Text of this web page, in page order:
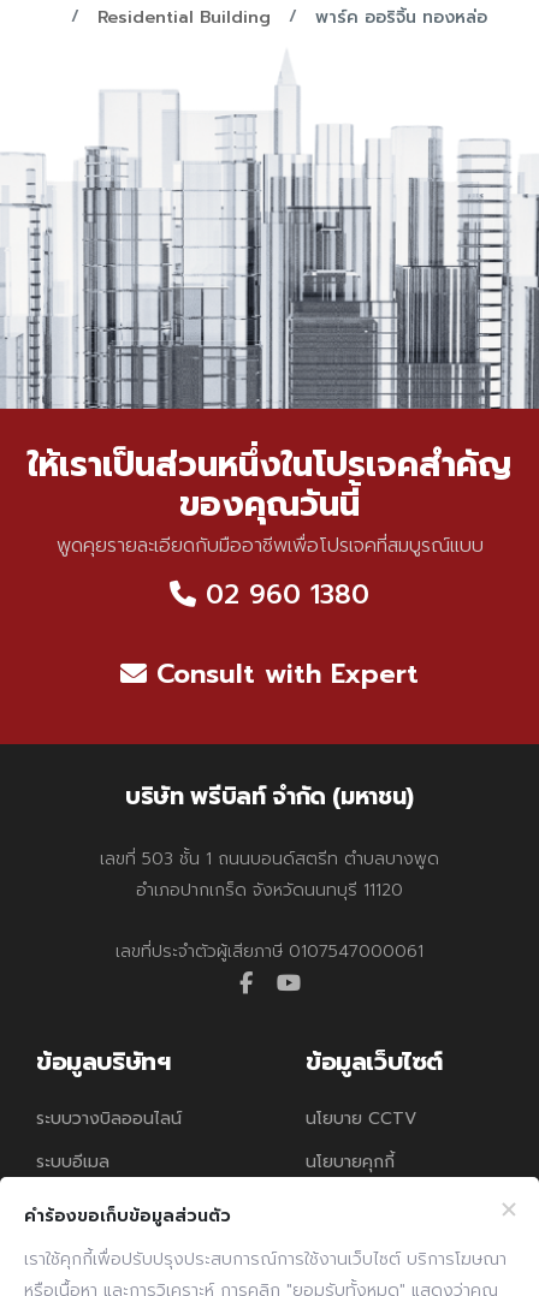
Residential Building
พาร์ค ออริจิ้น ทองหล่อ
ให้เราเป็นส่วนหนึ่งในโปรเจคสำคัญ
ของคุณวันนี้
พูดคุยรายละเอียดกับมืออาชีพเพื่อโปรเจคที่สมบูรณ์แบบ
02 960 1380
Consult with Expert
บริษัท พรีบิลท์ จำกัด (มหาชน)
เลขที่ 503 ชั้น 1 ถนนบอนด์สตรีท ตำบลบางพูด
อำเภอปากเกร็ด จังหวัดนนทบุรี 11120
เลขที่ประจำตัวผู้เสียภาษี 0107547000061
facebookyoutube
ข้อมูลบริษัทฯ
ระบบวางบิลออนไลน์
ระบบอีเมล
ข้อมูลเว็บไซต์
นโยบาย CCTV
นโยบายคุกกี้
คำร้องขอเก็บข้อมูลส่วนตัว
เราใช้คุกกี้เพื่อปรับปรุงประสบการณ์การใช้งานเว็บไซต์ บริการโฆษณา
หรือเนื้อหา และการวิเคราะห์ การคลิก "ยอมรับทั้งหมด" แสดงว่าคุณ